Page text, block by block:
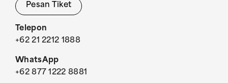
Pesan Tiket
Telepon
+62 21 2212 1888
WhatsApp
+62 877 1222 8881